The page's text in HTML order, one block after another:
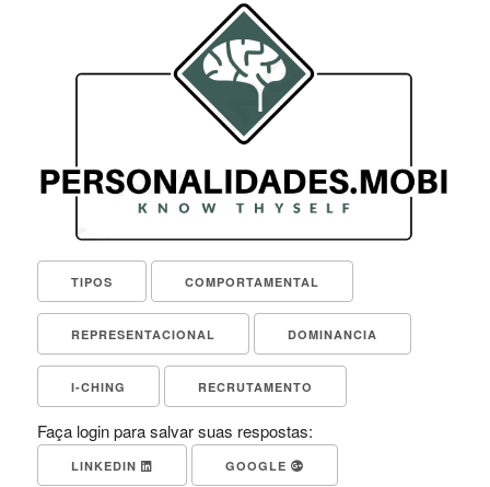
TIPOS COMPORTAMENTAL
REPRESENTACIONAL DOMINANCIA
I-CHING RECRUTAMENTO
Faça login para salvar suas respostas:
LINKEDIN GOOGLE